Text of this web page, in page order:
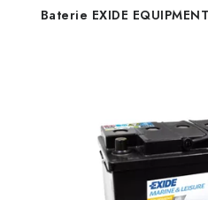
Baterie EXIDE